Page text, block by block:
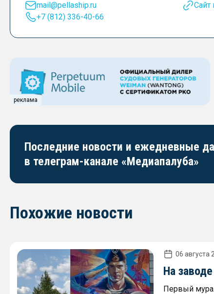
mail@pellaship.ru
+7 (812) 336-40-66
Сайт
реклама
Последние новости и ежедневные
в телеграм-канале «Медиапалуба»
Похожие новости
06 августа
На
Первый